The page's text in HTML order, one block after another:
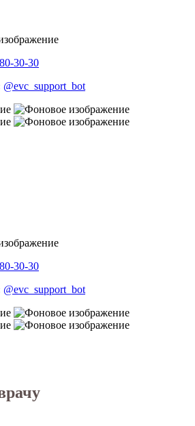
30-30
@evc_support_bot
30-30
@evc_support_bot